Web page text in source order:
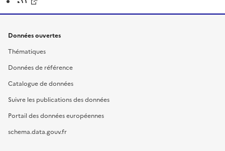
Données ouvertes
Thématiques
Données de référence
Catalogue de données
Suivre les publications des données
Portail des données européennes
schema.data.gouv.fr